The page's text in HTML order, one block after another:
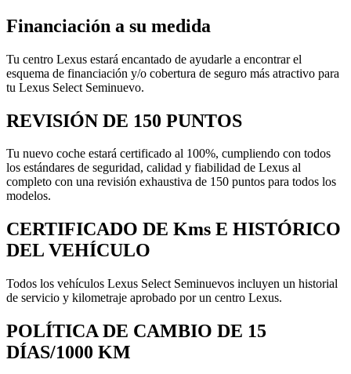
Financiación a su medida
Tu centro Lexus estará encantado de ayudarle a encontrar el
esquema de financiación y/o cobertura de seguro más atractivo para
tu Lexus Select Seminuevo.
REVISIÓN DE 150 PUNTOS
Tu nuevo coche estará certificado al 100%, cumpliendo con todos
los estándares de seguridad, calidad y fiabilidad de Lexus al
completo con una revisión exhaustiva de 150 puntos para todos los
modelos.
CERTIFICADO DE Kms E HISTÓRICO
DEL VEHÍCULO
Todos los vehículos Lexus Select Seminuevos incluyen un historial
de servicio y kilometraje aprobado por un centro Lexus.
POLÍTICA DE CAMBIO DE 15
DÍAS/1000 KM